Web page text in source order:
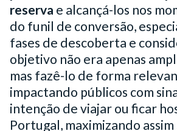
reserva e alcançá-los nos
do funil de conversão,
fases de descoberta e
objetivo não era apenas
mas fazê-lo de forma
impactando públicos com
intenção de viajar ou ficar
Portugal, maximizando assim